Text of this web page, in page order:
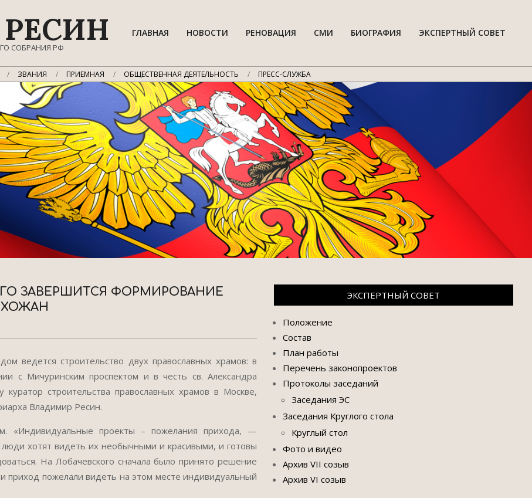
СОБРАНИЯ РФ
ГЛАВНАЯ НОВОСТИ РЕНОВАЦИЯ СМИ БИОГРАФИЯ ЭКСПЕРТНЫЙ СОВЕТ
ЗВАНИЯ ПРИЕМНАЯ ОБЩЕСТВЕННАЯ ДЕЯТЕЛЬНОСТЬ ПРЕСС-СЛУЖБА
ЗАВЕРШИТСЯ ФОРМИРОВАНИЕ
ведется строительство двух православных храмов: в
с Мичуринским проспектом и в честь св. Александра
строительства православных храмов в Москве,
Владимир Ресин.
«Индивидуальные проекты – пожелания прихода, —
хотят видеть их необычными и красивыми, и готовы
На Лобачевского сначала было принято решение
пожелали видеть на этом месте индивидуальный
ЭКСПЕРТНЫЙ СОВЕТ
Положение
Состав
План работы
Перечень законопроектов
Протоколы заседаний
Заседания ЭС
Заседания Круглого стола
Круглый стол
Фото и видео
Архив VII созыв
Архив VI созыв